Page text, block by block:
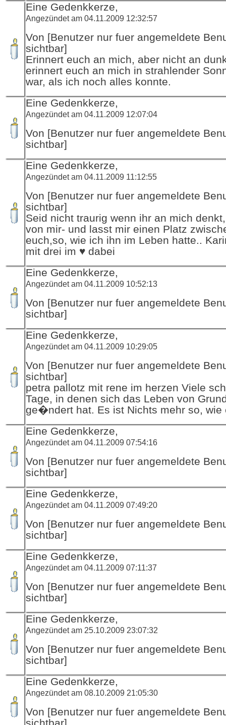
Eine Gedenkkerze,
Angezündet am 04.11.2009 12:32:57
Von [Benutzer nur fuer angemeldete
sichtbar]
Erinnert euch an mich, aber nicht an
erinnert euch an mich in strahlender
war, als ich noch alles konnte.
Eine Gedenkkerze,
Angezündet am 04.11.2009 12:07:04
Von [Benutzer nur fuer angemeldete
sichtbar]
Eine Gedenkkerze,
Angezündet am 04.11.2009 11:12:55
Von [Benutzer nur fuer angemeldete
sichtbar]
Seid nicht traurig wenn ihr an mich
von mir- und lasst mir einen Platz
euch,so, wie ich ihn im Leben hatte..
mit drei im ♥ dabei
Eine Gedenkkerze,
Angezündet am 04.11.2009 10:52:13
Von [Benutzer nur fuer angemeldete
sichtbar]
Eine Gedenkkerze,
Angezündet am 04.11.2009 10:29:05
Von [Benutzer nur fuer angemeldete
sichtbar]
petra pallotz mit rene im herzen Viele
Tage, in denen sich das Leben von
ge�ndert hat. Es ist Nichts mehr so, wie
Eine Gedenkkerze,
Angezündet am 04.11.2009 07:54:16
Von [Benutzer nur fuer angemeldete
sichtbar]
Eine Gedenkkerze,
Angezündet am 04.11.2009 07:49:20
Von [Benutzer nur fuer angemeldete
sichtbar]
Eine Gedenkkerze,
Angezündet am 04.11.2009 07:11:37
Von [Benutzer nur fuer angemeldete
sichtbar]
Eine Gedenkkerze,
Angezündet am 25.10.2009 23:07:32
Von [Benutzer nur fuer angemeldete
sichtbar]
Eine Gedenkkerze,
Angezündet am 08.10.2009 21:05:30
Von [Benutzer nur fuer angemeldete